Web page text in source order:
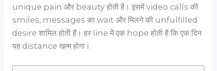
unique pain और beauty होती है। इसमें video calls की
smiles, messages का wait और मिलने की unfulfilled
desire शामिल होती हैं। हर line में एक hope होती है कि एक दिन
यह distance खत्म होगा।